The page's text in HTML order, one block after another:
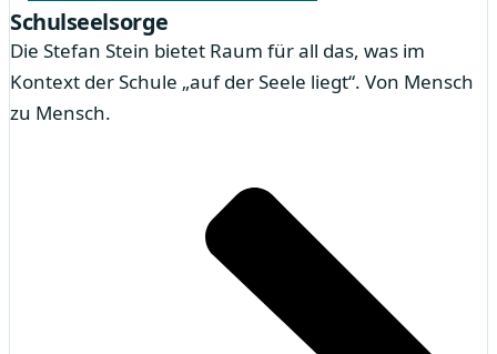
Schulseelsorge
Die Stefan Stein bietet Raum für all das, was im
Kontext der Schule „auf der Seele liegt“. Von Mensch
zu Mensch.